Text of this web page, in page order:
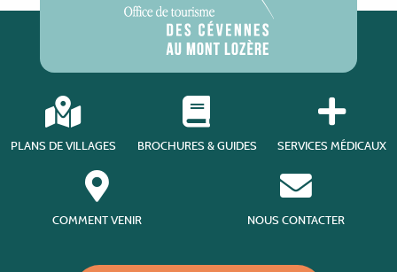
PLANS DE VILLAGES BROCHURES & GUIDES SERVICES MÉDICAUX
COMMENT VENIR NOUS CONTACTER